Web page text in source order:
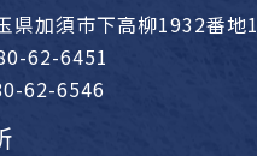
県加須市下高柳1932番地1
62-6451
62-6546